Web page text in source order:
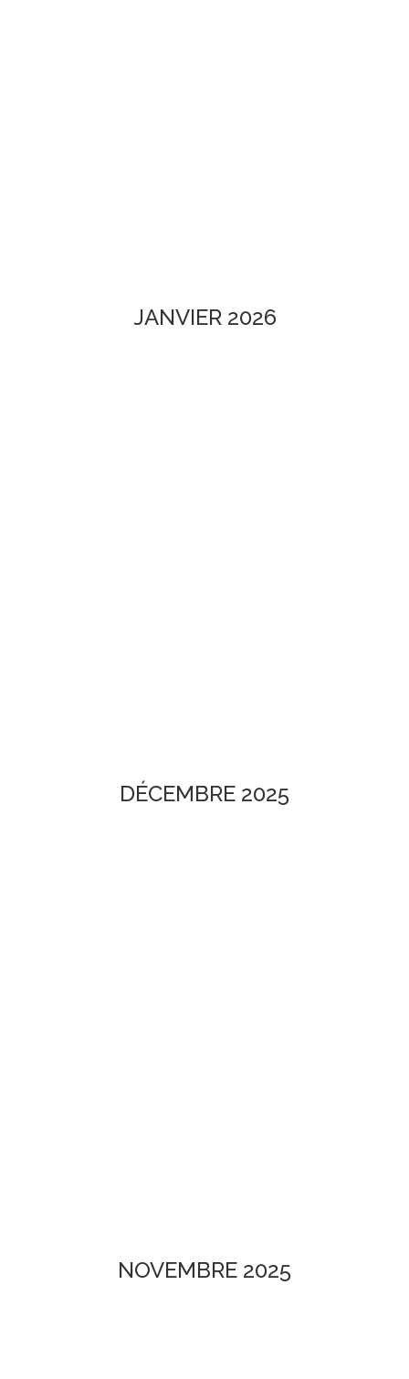
JANVIER 2026
DÉCEMBRE 2025
NOVEMBRE 2025